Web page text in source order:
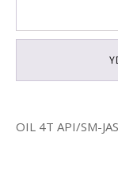
OIL 4T API/SM-